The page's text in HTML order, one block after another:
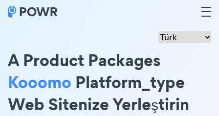
A Product Packages
Kooomo Platform_type
Web Sitenize Yerleştirin